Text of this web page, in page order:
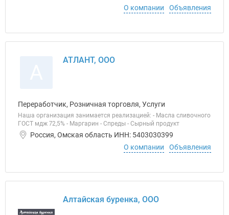
О компании
Объявления
АТЛАНТ, ООО
Переработчик, Розничная торговля, Услуги
Наша организация занимается реализацией: - Масла сливочного
ГОСТ мдж 72,5% - Маргарин - Спреды - Сырный продукт
Россия, Омская область ИНН: 5403030399
О компании
Объявления
Алтайская буренка, ООО